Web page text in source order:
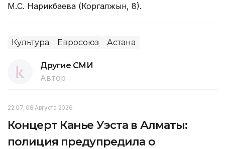
М.С. Нарикбаева (Коргалжын, 8).
Культура Евросоюз Астана
Другие СМИ
Автор
22:07, 08 Августа 2026
Концерт Канье Уэста в Алматы:
полиция предупредила о